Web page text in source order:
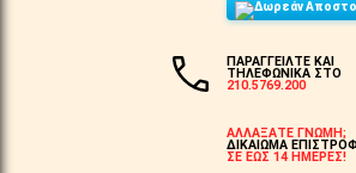
ΠΑΡΑΓΓΕΙΛΤΕ ΚΑΙ
ΤΗΛΕΦΩΝΙΚΑ ΣΤΟ
210.5769.200
ΑΛΛΑΞΑΤΕ ΓΝΩΜΗ;
ΔΙΚΑΙΩΜΑ
ΣΕ ΕΩΣ 14 ΗΜΕΡΕΣ!